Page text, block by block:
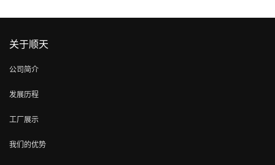
关于顺天
公司简介
发展历程
工厂展示
我们的优势